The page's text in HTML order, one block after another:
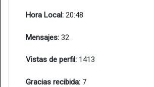
Hora Local: 20:48
Mensajes: 32
Vistas de perfil: 1413
Gracias recibida: 7